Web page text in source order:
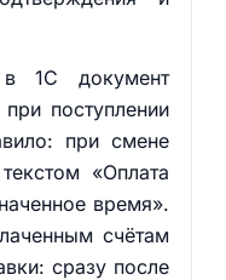
в 1С документ
поступлении
при смене
«Оплата
время».
счётам
сразу после